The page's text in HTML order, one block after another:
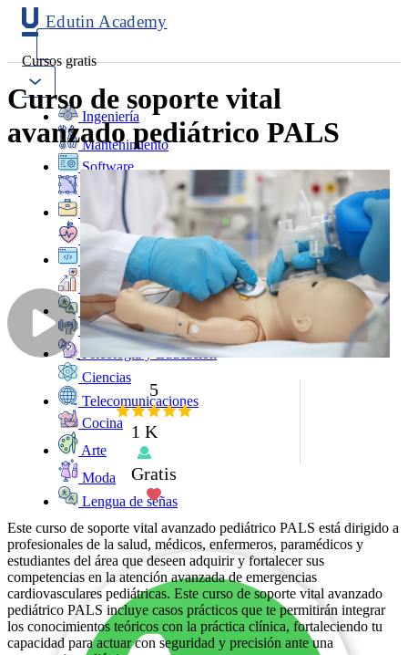
Edutin Academy
Cursos gratis
Ingeniería
Mantenimiento
Software
Diseño
Negocios
Salud
Programación
Marketing
Idiomas
Deporte
Psicología y Educación
Ciencias
Telecomunicaciones
Cocina
Arte
Moda
Lengua de señas
Curso de soporte vital
avanzado pediátrico PALS
5
1 K
Gratis
Este curso de soporte vital avanzado pediátrico PALS está dirigido a
profesionales de la salud, médicos, enfermeros, paramédicos y
estudiantes del área que deseen adquirir y fortalecer sus
competencias en la atención avanzada de emergencias
cardiovasculares pediátricas. Este curso de soporte vital avanzado
pediátrico PALS incluye casos prácticos que te permitirán integrar
los conocimientos teóricos con la práctica clínica, fortaleciendo tu
capacidad para actuar con seguridad y precisión ante una